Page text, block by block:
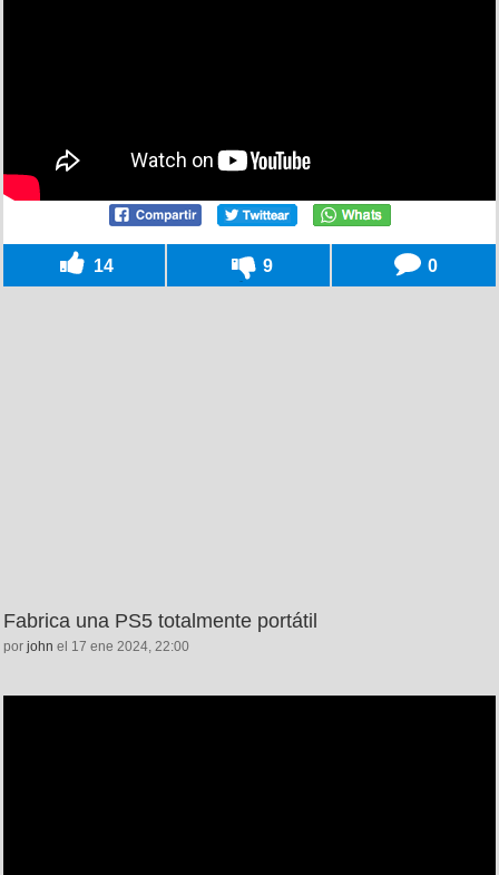
14 9 0
Fabrica una PS5 totalmente portátil
por john el 17 ene 2024, 22:00